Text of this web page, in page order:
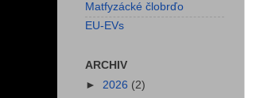
Matfyzácké člobrďo
EU-EVs
ARCHIV
► 2026 (2)